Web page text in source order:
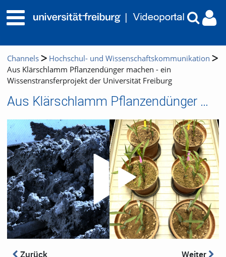
Channels
Hochschul- und Wissenschaftskommunikation
Aus Klärschlamm Pflanzendünger machen - ein
Wissenstransferprojekt der Universität Freiburg
Aus Klärschlamm Pflanzendünger machen - ein Wissenstransferprojekt der Universität Freiburg
Zurück Weiter